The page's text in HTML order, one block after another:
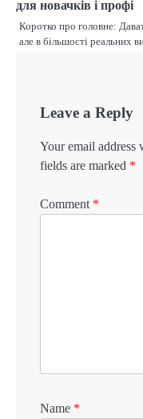
для новачків і профі
Коротко про головне:
але в більшості реальних
Leave a Reply
Your email address
fields are marked *
Comment *
Name *